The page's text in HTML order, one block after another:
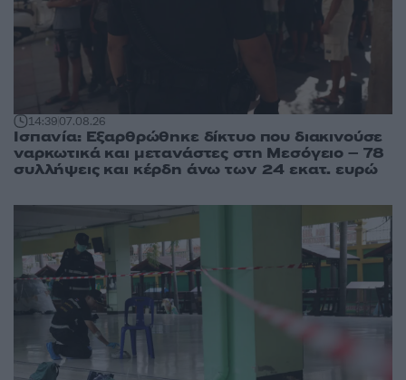
14:3907.08.26
Ισπανία: Εξαρθρώθηκε δίκτυο που διακινούσε
ναρκωτικά και μετανάστες στη Μεσόγειο – 78
συλλήψεις και κέρδη άνω των 24 εκατ. ευρώ